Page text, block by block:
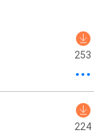
253
224